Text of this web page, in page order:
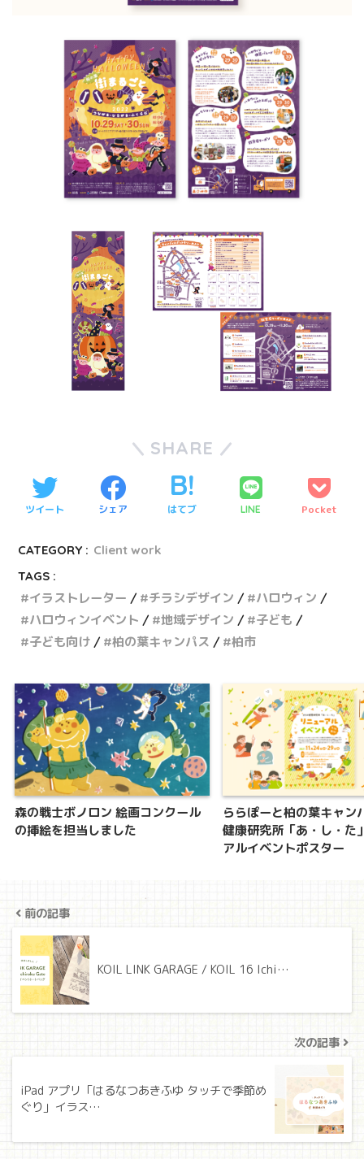
SHARE
ツイート シェア はてブ LINE Pocket
CATEGORY : Client work
TAGS :
イラストレーター
チラシデザイン
ハロウィン
ハロウィンイベント
地域デザイン
子ども
子ども向け
柏の葉キャンパス 柏市
森の戦士ボノロン 絵画コンクール
の挿絵を担当しました
ららぽーと柏の葉キャン
健康研究所「あ・し・た
アルイベントポスター
前の記事
KOIL LINK GARAGE / KOIL 16 Ichi…
次の記事
iPad アプリ「はるなつあきふゆ タッチで季節め
ぐり」イラス…